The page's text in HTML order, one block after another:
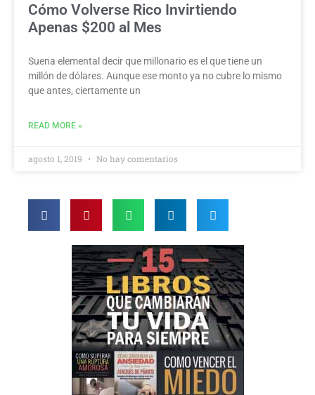
Cómo Volverse Rico Invirtiendo
Apenas $200 al Mes
Suena elemental decir que millonario es el que tiene un
millón de dólares. Aunque ese monto ya no cubre lo mismo
que antes, ciertamente un
READ MORE »
agosto 1, 2019 No hay comentarios